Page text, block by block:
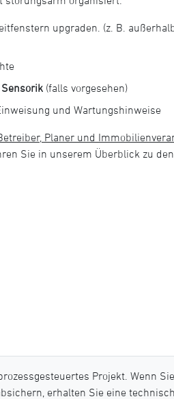
upgraden. (z. B.
(falls vorgesehen)
und Wartungshinweise
Planer und
Sie in unserem Überblick zu
Projekt. Wenn
erhalten Sie eine